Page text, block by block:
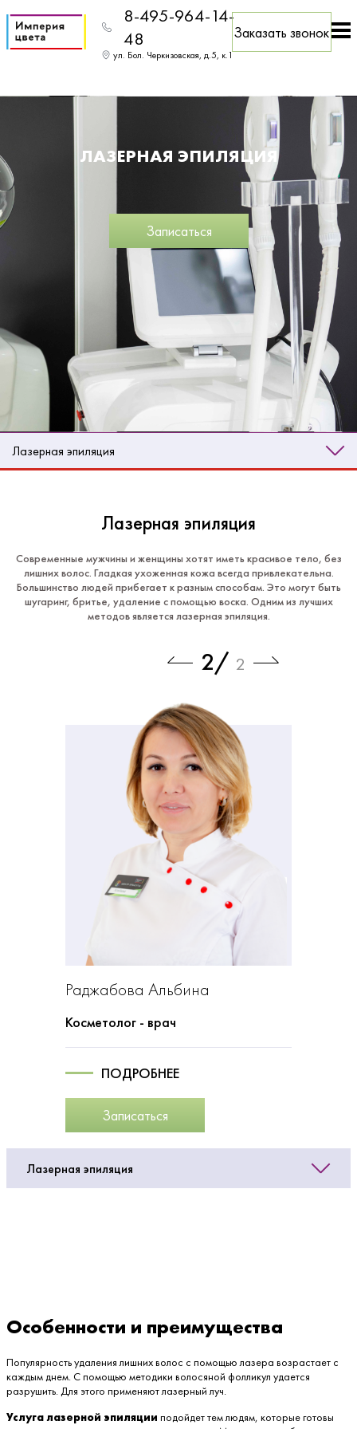
8-495-964-14-
48
ул. Бол. Черкизовская, д.5, к.1
Заказать звонок
ЛАЗЕРНАЯ ЭПИЛЯЦИЯ
Записаться
Лазерная эпиляция
Лазерная эпиляция
Современные мужчины и женщины хотят иметь красивое тело, без
лишних волос. Гладкая ухоженная кожа всегда привлекательна.
Большинство людей прибегает к разным способам. Это могут быть
шугаринг, бритье, удаление с помощью воска. Одним из лучших
методов является лазерная эпиляция.
2/ 2
Раджабова Альбина
Косметолог - врач
ПОДРОБНЕЕ
Записаться
Лазерная эпиляция
Особенности и преимущества
Популярность удаления лишних волос с помощью лазера возрастает с
каждым днем. С помощью методики волосяной фолликул удается
разрушить. Для этого применяют лазерный луч.
Услугалазерной эпиляции подойдет тем людям, которые готовы